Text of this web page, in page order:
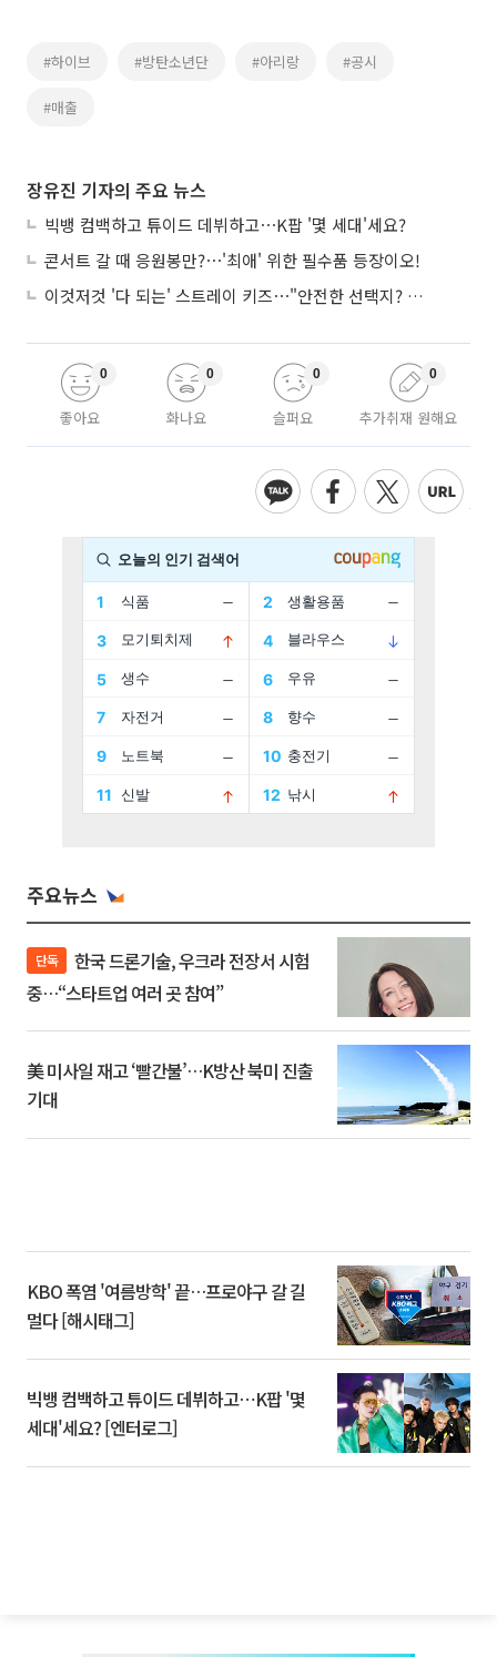
#하이브 #방탄소년단 #아리랑 #공시
#매출
장유진 기자의 주요 뉴스
빅뱅 컴백하고 튜이드 데뷔하고⋯K팝 '몇 세대'세요?
콘서트 갈 때 응원봉만?⋯'최애' 위한 필수품 등장이오!
이것저것 '다 되는' 스트레이 키즈⋯"안전한 선택지? 도전이 재밌죠"
좋아요
0
화나요
0
슬퍼요
0
추가취재 원해요
0
주요뉴스
단독
중…“스타트업 여러 곳 참여”
美 미사일 재고 ‘빨간불’…K방산 북미 진출
기대
KBO 폭염 '여름방학' 끝…프로야구 갈 길
멀다 [해시태그]
빅뱅 컴백하고 튜이드 데뷔하고⋯K팝 '몇
세대'세요? [엔터로그]